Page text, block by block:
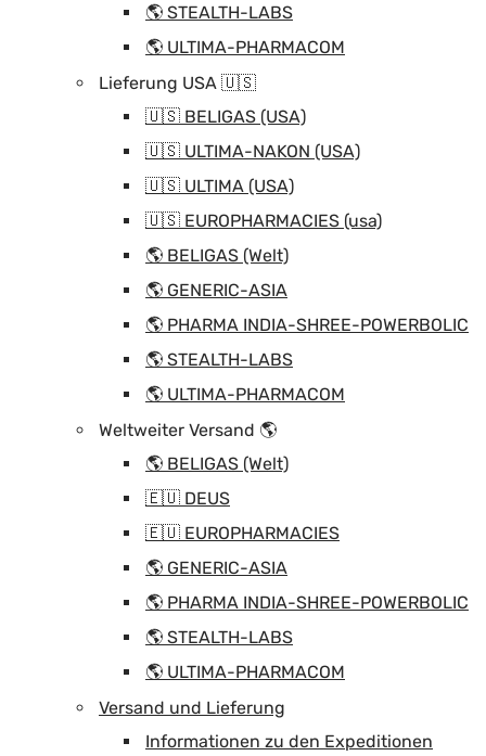
🌎 STEALTH-LABS
🌎 ULTIMA-PHARMACOM
Lieferung USA 🇺🇸
🇺🇸 BELIGAS (USA)
🇺🇸 ULTIMA-NAKON (USA)
🇺🇸 ULTIMA (USA)
🇺🇸 EUROPHARMACIES (usa)
🌎 BELIGAS (Welt)
🌎 GENERIC-ASIA
🌎 PHARMA INDIA-SHREE-POWERBOLIC
🌎 STEALTH-LABS
🌎 ULTIMA-PHARMACOM
Weltweiter Versand 🌎
🌎 BELIGAS (Welt)
🇪🇺 DEUS
🇪🇺 EUROPHARMACIES
🌎 GENERIC-ASIA
🌎 PHARMA INDIA-SHREE-POWERBOLIC
🌎 STEALTH-LABS
🌎 ULTIMA-PHARMACOM
Versand und Lieferung
Informationen zu den Expeditionen